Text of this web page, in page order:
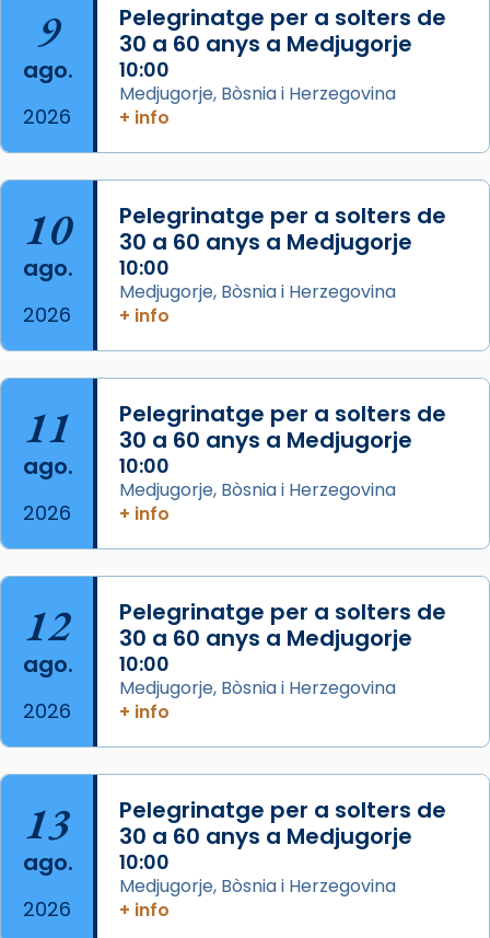
de Barcelona.
2 weeks ago
Aquest dilluns, 27 de juliol, ha tingut lloc la
missa d’acció de gràcies en agraïment al
comitè organitzador de la visita apostòlica
del Sant Pare Lleó XIV a Barcelona, i als
col·laboradors, a la Catedral de Barcelona.
L’arquebisbe de Barcelona, el cardenal Joan
Josep Omella, ha presidit la missa i l’ha
concelebrat el bisbe auxiliar de Barcelona,
Mons. David Abadías.
📸 Dr. G. Simón
Foto
View on Facebook · Share
Arquebisbat de Barcelona
2 weeks ago
Acompanyant la història de sant Cugat, a
partir de l’Edat Mitjana sorgeix la tradició
que les santes Juliana (“relatiu a Júlia”) i
Semproniana (“relatiu a Semprònia =
eterna”) són deixebles seves. I l’any 1667, el
... Ver más
View on Facebook · Share
9
ago.
2026
Pelegrinatge per a solters de
30 a 60 anys a Medjugorje
10:00
Medjugorje, Bòsnia i Herzegovina
+ info
10
ago.
2026
Pelegrinatge per a solters de
30 a 60 anys a Medjugorje
10:00
Medjugorje, Bòsnia i Herzegovina
+ info
11
ago.
2026
Pelegrinatge per a solters de
30 a 60 anys a Medjugorje
10:00
Medjugorje, Bòsnia i Herzegovina
+ info
12
ago.
2026
Pelegrinatge per a solters de
30 a 60 anys a Medjugorje
10:00
Medjugorje, Bòsnia i Herzegovina
+ info
13
ago.
2026
Pelegrinatge per a solters de
30 a 60 anys a Medjugorje
10:00
Medjugorje, Bòsnia i Herzegovina
+ info